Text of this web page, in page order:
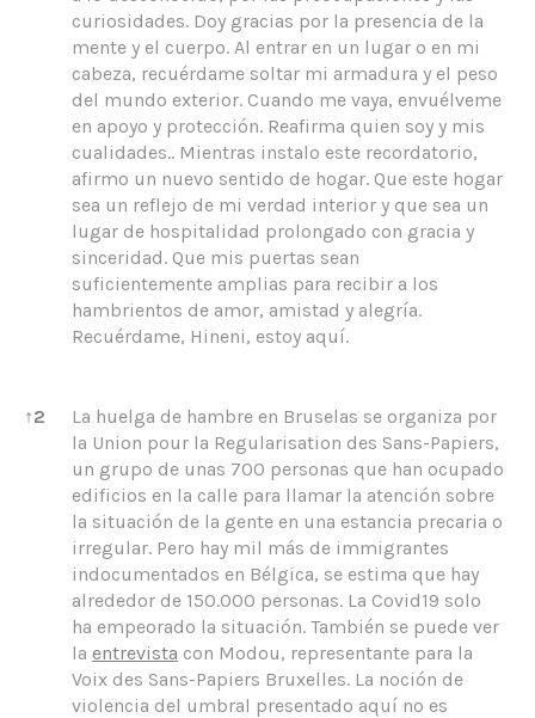
curiosidades. Doy gracias por la presencia de la
mente y el cuerpo. Al entrar en un lugar o en mi
cabeza, recuérdame soltar mi armadura y el peso
del mundo exterior. Cuando me vaya, envuélveme
en apoyo y protección. Reafirma quien soy y mis
cualidades.. Mientras instalo este recordatorio,
afirmo un nuevo sentido de hogar. Que este hogar
sea un reflejo de mi verdad interior y que sea un
lugar de hospitalidad prolongado con gracia y
sinceridad. Que mis puertas sean
suficientemente amplias para recibir a los
hambrientos de amor, amistad y alegría.
Recuérdame, Hineni, estoy aquí.
↑2
La huelga de hambre en Bruselas se organiza por
la Union pour la Regularisation des Sans-Papiers,
un grupo de unas 700 personas que han ocupado
edificios en la calle para llamar la atención sobre
la situación de la gente en una estancia precaria o
irregular. Pero hay mil más de immigrantes
indocumentados en Bélgica, se estima que hay
alrededor de 150.000 personas. La Covid19 solo
ha empeorado la situación. También se puede ver
la entrevista con Modou, representante para la
Voix des Sans-Papiers Bruxelles. La noción de
violencia del umbral presentado aquí no es